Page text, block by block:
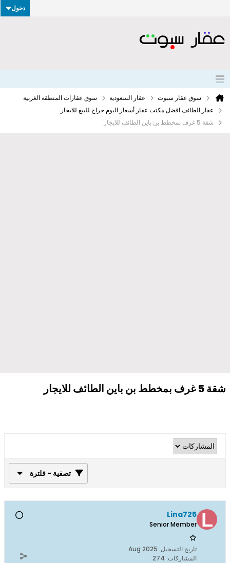
دخول
سوق عقار سبوت عقار السعودية
سوق عقارات المنطقة الغربية
عقار الطائف افضل مكتب عقار أسعار اليوم حراج للبيع للايجار
شقة 5 غرف بمخطط بن باين الطائف للايجار
شقة 5 غرف بمخطط بن باين الطائف للايجار
تصفية - فلترة
Lina725
Senior Member
تاريخ التسجيل: Aug 2025
المشاركات: 274